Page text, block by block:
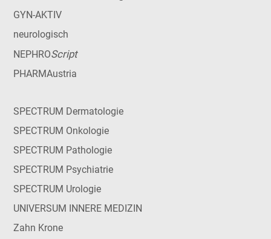
GYN-AKTIV
neurologisch
NEPHROScript
PHARMAustria
SPECTRUM Dermatologie
SPECTRUM Onkologie
SPECTRUM Pathologie
SPECTRUM Psychiatrie
SPECTRUM Urologie
UNIVERSUM INNERE MEDIZIN
Zahn Krone